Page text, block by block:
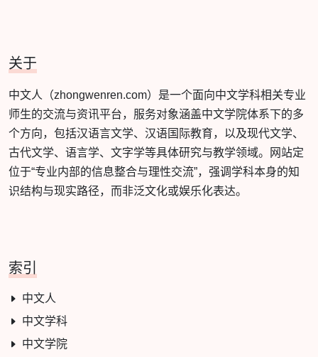
关于
中文人（zhongwenren.com）是一个面向中文学科相关专业
师生的交流与资讯平台，服务对象涵盖中文学院体系下的多
个方向，包括汉语言文学、汉语国际教育，以及现代文学、
古代文学、语言学、文字学等具体研究与教学领域。网站定
位于“专业内部的信息整合与理性交流”，强调学科本身的知
识结构与现实路径，而非泛文化或娱乐化表达。
索引
中文人
中文学科
中文学院